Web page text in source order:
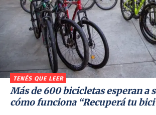
TENÉS QUE LEER
Más de 600 bicicletas esperan a
cómo funciona “Recuperá tu